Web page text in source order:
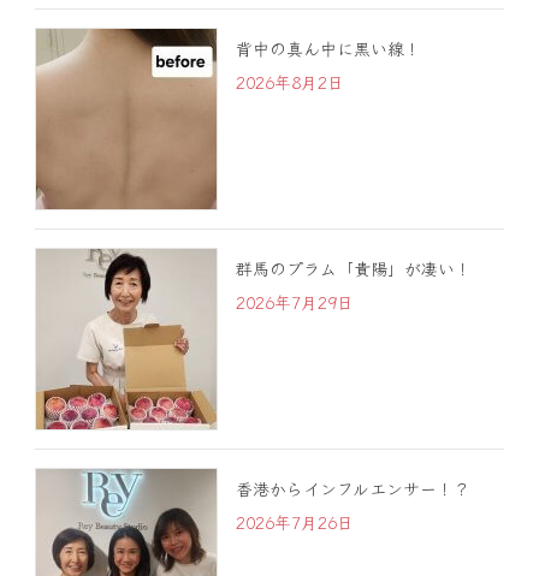
背中の真ん中に黒い線！
2026年8月2日
群馬のプラム「貴陽」が凄い！
2026年7月29日
香港からインフルエンサー！？
2026年7月26日